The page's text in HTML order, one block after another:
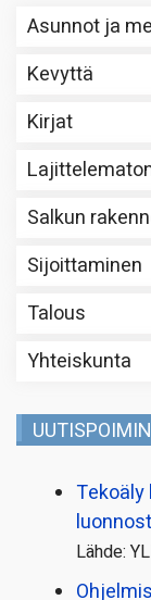
Asunnot ja
Kevyttä
Kirjat
Salkun
Sijoittaminen
Talous
Yhteiskunta
Tekoäly
Lähde: